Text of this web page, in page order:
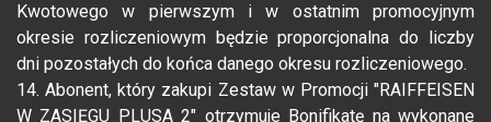
Kwotowego w pierwszym i w ostatnim promocyjnym
okresie rozliczeniowym będzie proporcjonalna do liczby
dni pozostałych do końca danego okresu rozliczeniowego.
14. Abonent, który zakupi Zestaw w Promocji "RAIFFEISEN
W ZASIĘGU PLUSA 2" otrzymuje Bonifikatę na wykonane